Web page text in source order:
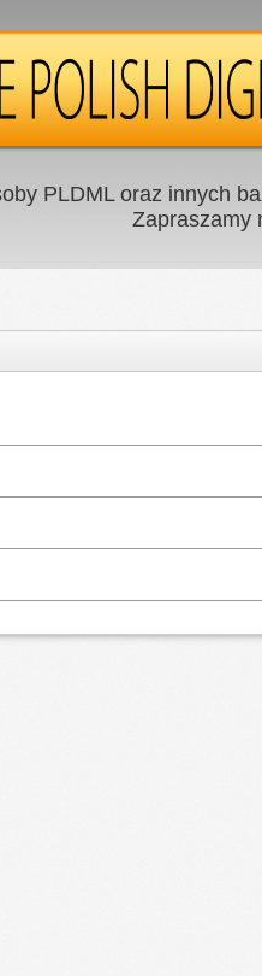
PLDML oraz innych
Zapraszamy